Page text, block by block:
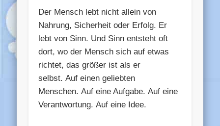
Der Mensch lebt nicht allein von
Nahrung, Sicherheit oder Erfolg. Er
lebt von Sinn. Und Sinn entsteht oft
dort, wo der Mensch sich auf etwas
richtet, das größer ist als er
selbst. Auf einen geliebten
Menschen. Auf eine Aufgabe. Auf eine
Verantwortung. Auf eine Idee.